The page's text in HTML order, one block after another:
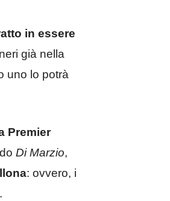
in essere
già nella
uno lo potrà
Premier
Di Marzio,
: ovvero, i
.